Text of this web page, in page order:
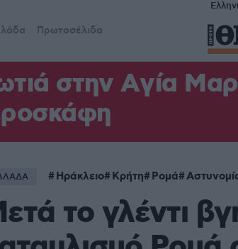
Πρωτοσέλιδα
στην Aγία
Ηράκλειο Κρήτη Ρομά
το γλέντι